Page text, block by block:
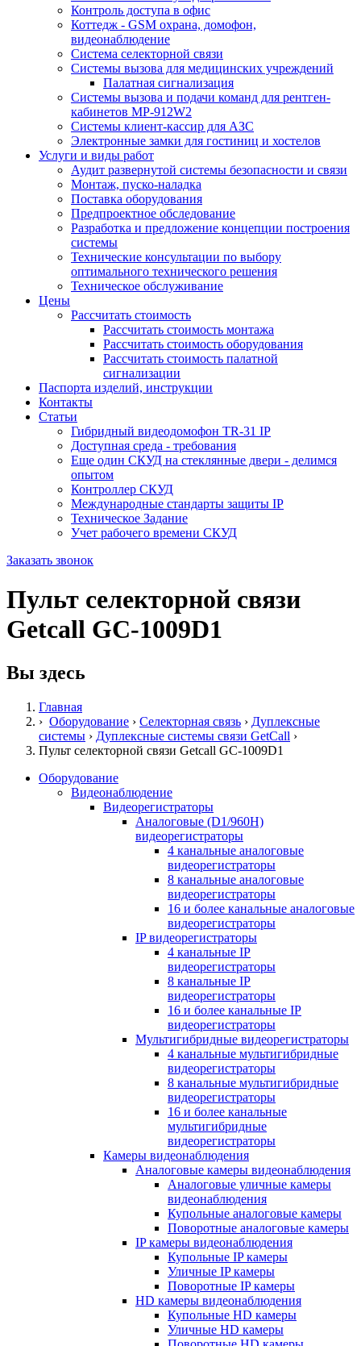
Контроль доступа в офис
Коттедж - GSM охрана, домофон,
видеонаблюдение
Система селекторной связи
Системы вызова для медицинских учреждений
Палатная сигнализация
Системы вызова и подачи команд для рентген-
кабинетов MP-912W2
Системы клиент-кассир для АЗС
Электронные замки для гостиниц и хостелов
Услуги и виды работ
Аудит развернутой системы безопасности и связи
Монтаж, пуско-наладка
Поставка оборудования
Предпроектное обследование
Разработка и предложение концепции построения
системы
Технические консультации по выбору
оптимального технического решения
Техническое обслуживание
Цены
Рассчитать стоимость
Рассчитать стоимость монтажа
Рассчитать стоимость оборудования
Рассчитать стоимость палатной
сигнализации
Паспорта изделий, инструкции
Контакты
Статьи
Гибридный видеодомофон TR-31 IP
Доступная среда - требования
Еще один СКУД на стеклянные двери - делимся
опытом
Контроллер СКУД
Международные стандарты защиты IP
Техническое Задание
Учет рабочего времени СКУД
Заказать звонок
Пульт селекторной связи
Getcall GC-1009D1
Вы здесь
Главная
› Оборудование › Селекторная связь › Дуплексные
системы › Дуплексные системы связи GetCall ›
Пульт селекторной связи Getcall GC-1009D1
Оборудование
Видеонаблюдение
Видеорегистраторы
Аналоговые (D1/960H)
видеорегистраторы
4 канальные аналоговые
видеорегистраторы
8 канальные аналоговые
видеорегистраторы
16 и более канальные аналоговые
видеорегистраторы
IP видеорегистраторы
4 канальные IP
видеорегистраторы
8 канальные IP
видеорегистраторы
16 и более канальные IP
видеорегистраторы
Мультигибридные видеорегистраторы
4 канальные мультигибридные
видеорегистраторы
8 канальные мультигибридные
видеорегистраторы
16 и более канальные
мультигибридные
видеорегистраторы
Камеры видеонаблюдения
Аналоговые камеры видеонаблюдения
Аналоговые уличные камеры
видеонаблюдения
Купольные аналоговые камеры
Поворотные аналоговые камеры
IP камеры видеонаблюдения
Купольные IP камеры
Уличные IP камеры
Поворотные IP камеры
HD камеры видеонаблюдения
Купольные HD камеры
Уличные HD камеры